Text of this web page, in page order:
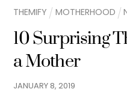
THEMIFY MOTHERHOOD
10 Surprising
a Mother
JANUARY 8,2019